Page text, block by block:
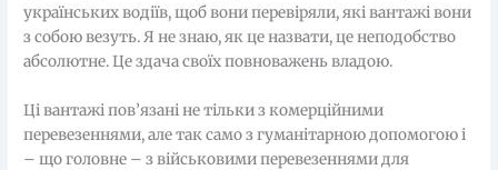
українських водіїв, щоб вони перевіряли, які вантажі вони
з собою везуть. Я не знаю, як це назвати, це неподобство
абсолютне. Це здача своїх повноважень владою.
Ці вантажі пов’язані не тільки з комерційними
перевезеннями, але так само з гуманітарною допомогою і
– що головне – з військовими перевезеннями для